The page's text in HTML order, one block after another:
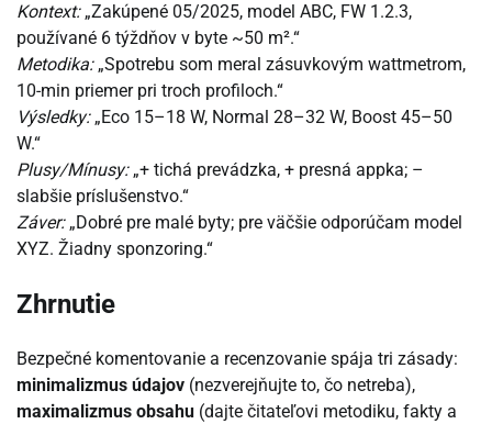
Kontext:„Zakúpené 05/2025, model ABC, FW 1.2.3,
používané 6 týždňov v byte ~50 m².“
Metodika:„Spotrebu som meral zásuvkovým wattmetrom,
10-min priemer pri troch profiloch.“
Výsledky:„Eco 15–18 W, Normal 28–32 W, Boost 45–50
W.“
Plusy/Mínusy:„+ tichá prevádzka, + presná appka; –
slabšie príslušenstvo.“
Záver:„Dobré pre malé byty; pre väčšie odporúčam model
XYZ. Žiadny sponzoring.“
Zhrnutie
Bezpečné komentovanie a recenzovanie spája tri zásady:
minimalizmus údajov (nezverejňujte to, čo netreba),
maximalizmus obsahu (dajte čitateľovi metodiku, fakty a